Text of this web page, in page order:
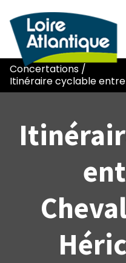
Concertations /
Itinéraire cyclable entre La